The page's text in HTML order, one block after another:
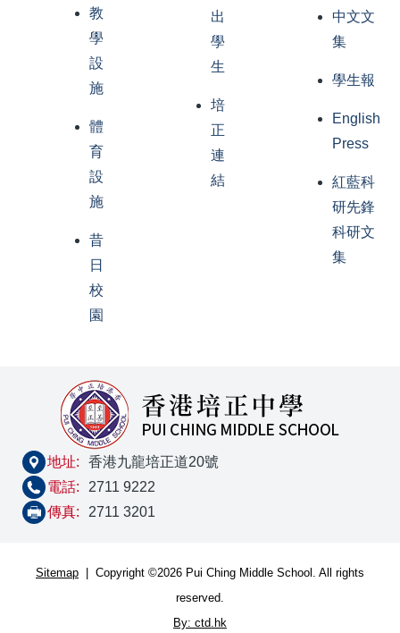
教
學
設
施
體
育
設
施
昔
日
校
園
出
學
生
培
正
連
結
中文文
集
學生報
English
Press
紅藍科
研先鋒
科研文
集
地址:
香港九龍培正道20號
電話:
2711 9222
傳真:
2711 3201
Sitemap | Copyright ©2026 Pui Ching Middle School. All rights
reserved.
By: ctd.hk